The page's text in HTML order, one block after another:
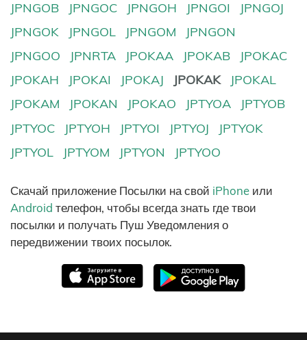
JPNGOB
JPNGOC JPNGOH JPNGOI
JPNGOJ
JPNGOK
JPNGOL JPNGOM
JPNGON
JPNGOO
JPNRTA JPOKAA JPOKAB
JPOKAC
JPOKAH
JPOKAI JPOKAJ JPOKAK
JPOKAL
JPOKAM
JPOKAN JPOKAO JPTYOA
JPTYOB
JPTYOC
JPTYOH JPTYOI JPTYOJ
JPTYOK
JPTYOL
JPTYOM JPTYON JPTYOO
Скачай приложение Посылки на свой iPhone или
Android телефон, чтобы всегда знать где твои
посылки и получать Пуш Уведомления о
передвижении твоих посылок.